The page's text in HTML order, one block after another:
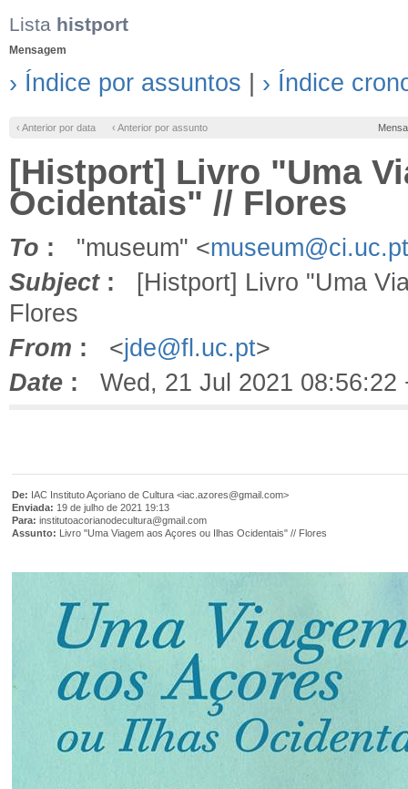
Lista histport
Mensagem
› Índice por assuntos › Índice
‹ Anterior por data ‹ Anterior por assunto
[Histport] Livro "Uma
Ocidentais" // Flores
To : "museum" <museum@ci.uc.pt
Subject: [Histport] Livro "Uma
Flores
From : <jde@fl.uc.pt>
Date : Wed, 21 Jul 2021 08:56:22
De: IAC Instituto Açoriano de Cultura <iac.azores@gmail.com>
Enviada: 19 de julho de 2021 19:13
Para: institutoacorianodecultura@gmail.com
Assunto: Livro "Uma Viagem aos Açores ou Ilhas Ocidentais" // Flores